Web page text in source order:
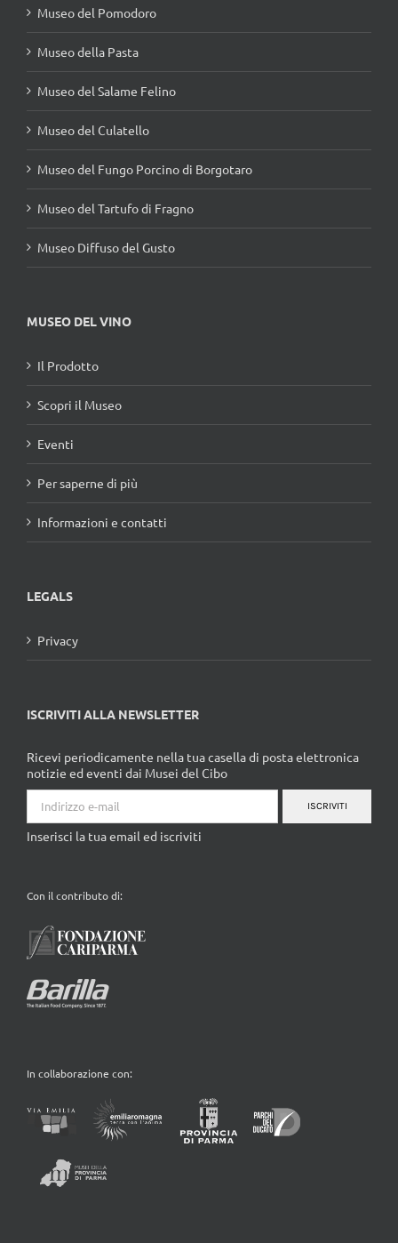
Museo del Pomodoro
Museo della Pasta
Museo del Salame Felino
Museo del Culatello
Museo del Fungo Porcino di Borgotaro
Museo del Tartufo di Fragno
Museo Diffuso del Gusto
MUSEO DEL VINO
Il Prodotto
Scopri il Museo
Eventi
Per saperne di più
Informazioni e contatti
LEGALS
Privacy
ISCRIVITI ALLA NEWSLETTER
Ricevi periodicamente nella tua casella di posta elettronica
notizie ed eventi dai Musei del Cibo
ISCRIVITI
Inserisci la tua email ed iscriviti
Con il contributo di:
In collaborazione con: